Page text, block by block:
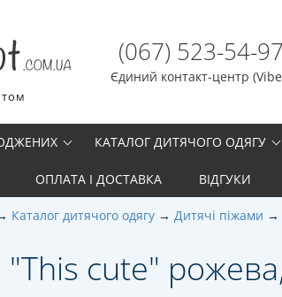
(067) 523-54-97
Єдиний контакт-центр
КАТАЛОГ ДИТЯЧОГО ОДЯГУ
ОПЛАТА І ДОСТАВКА ВІДГУКИ
Каталог дитячого одягу Дитячі піжами
"Тhis cute"